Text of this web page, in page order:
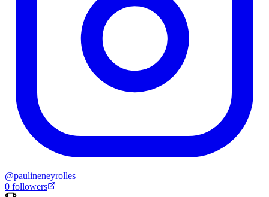
@paulineneyrolles
0 followers